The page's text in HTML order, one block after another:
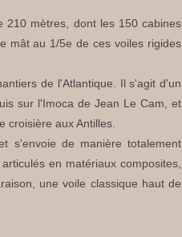
210 mètres, dont les 150 cabines
mât au 1/5e de ces voiles rigides
de l'Atlantique. Il s'agit d'un
sur l'Imoca de Jean Le Cam, et
aux Antilles.
s'envoie de manière totalement
en matériaux composites,
une voile classique haut de